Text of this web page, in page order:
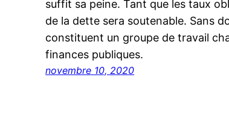
suffit sa peine. Tant que les taux
de la dette sera soutenable. Sans
constituent un groupe de travail
finances publiques.
novembre 10, 2020